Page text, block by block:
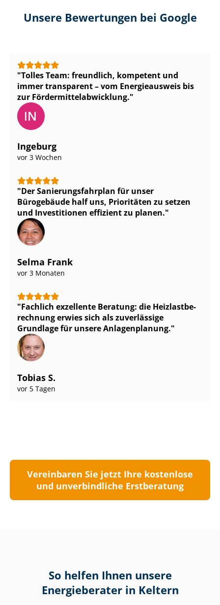
Unsere Bewertungen bei Google
Tolles Team: freundlich, kompetent und
immer transparent – vom Energieausweis bis
zur För­der­mit­tel­ab­wick­lung.
Ingeburg
vor 3 Wochen
Der Sa­nie­rungs­fahr­plan für unser
Bürogebäude half uns, Prioritäten zu setzen
und Investitionen effizient zu planen.
Selma Frank
vor 3 Monaten
Fachlich exzellente Beratung: die Heiz­last­be­
rech­nung erwies sich als zuverlässige
Grundlage für unsere Anlagenplanung.
Tobias S.
vor 5 Tagen
Vereinbaren Sie jetzt Ihre kostenlose
und unverbindliche Erstberatung
So helfen Ihnen unsere
Energieberater in Keltern